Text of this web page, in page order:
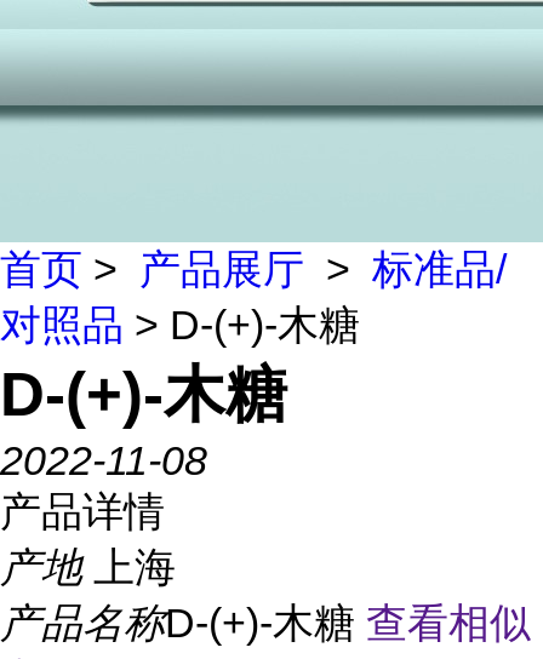
首页 > 产品展厅 > 标准品/
对照品 > D-(+)-木糖
D-(+)-木糖
2022-11-08
产品详情
产地
上海
产品名称D-(+)-木糖 查看相似